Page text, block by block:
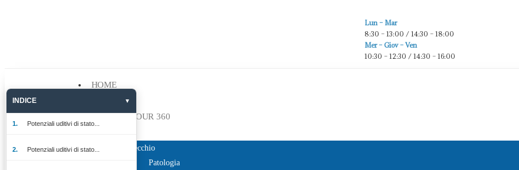
Lun – Mar
8:30 – 13:00 / 14:30 – 18:00
Mer – Giov – Ven
10:30 – 12:30 / 14:30 – 16:00
HOME
CHI SIAMO
VIRTUAL TOUR 360
Orecchio
Patologia
INDICE
Potenziali uditivi di stato...
Potenziali uditivi di stato...